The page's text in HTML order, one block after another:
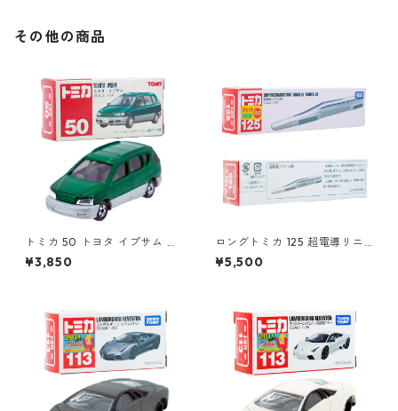
その他の商品
トミカ 50 トヨタ イプサム #1
0306672
¥3,850
ロングトミカ 125 超電導リニ
ア L0系 #10824619
¥5,500